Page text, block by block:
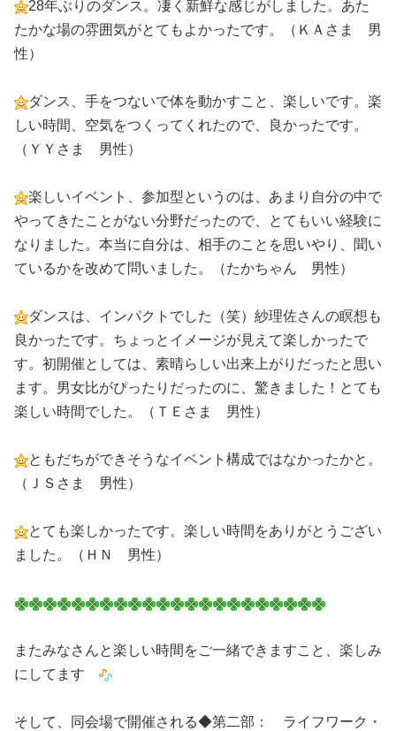
28年ぶりのダンス。凄く新鮮な感じがしました。あた
たかな場の雰囲気がとてもよかったです。（ＫＡさま 男
性）
ダンス、手をつないで体を動かすこと、楽しいです。楽
しい時間、空気をつくってくれたので、良かったです。
（ＹＹさま 男性）
楽しいイベント、参加型というのは、あまり自分の中で
やってきたことがない分野だったので、とてもいい経験に
なりました。本当に自分は、相手のことを思いやり、聞い
ているかを改めて問いました。（たかちゃん 男性）
ダンスは、インパクトでした（笑）紗理佐さんの瞑想も
良かったです。ちょっとイメージが見えて楽しかったで
す。初開催としては、素晴らしい出来上がりだったと思い
ます。男女比がぴったりだったのに、驚きました！とても
楽しい時間でした。（ＴＥさま 男性）
ともだちができそうなイベント構成ではなかったかと。
（ＪＳさま 男性）
とても楽しかったです。楽しい時間をありがとうござい
ました。（ＨＮ 男性）
またみなさんと楽しい時間をご一緒できますこと、楽しみ
にしてます
そして、同会場で開催される◆第二部： ライフワーク・